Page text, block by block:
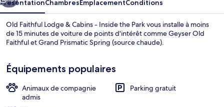
-
Inside
the
Park
PrésentationChambresEmplacementConditions
Old Faithful Lodge & Cabins - Inside the Park vous installe à moins
de 15 minutes de voiture de points d'intérêt comme Geyser Old
Faithful et Grand Prismatic Spring (source chaude).
Équipements populaires
Animaux de compagnie
admis
Parking gratuit